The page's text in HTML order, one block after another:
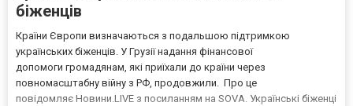
біженців
Країни Європи визначаються з подальшою підтримкою
українських біженців. У Грузії надання фінансової
допомоги громадянам, які приїхали до країни через
повномасштабну війну з РФ, продовжили. Про це
повідомляє Новини.LIVE з посиланням на SOVA. Українські біженці